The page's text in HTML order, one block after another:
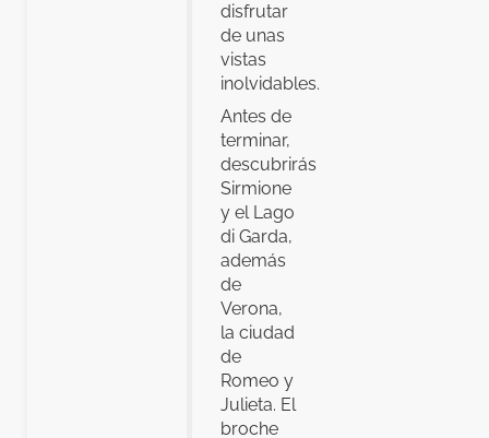
disfrutar
de unas
vistas
inolvidables.
Antes de
terminar,
descubrirás
Sirmione
y el Lago
di Garda,
además
de
Verona,
la ciudad
de
Romeo y
Julieta. El
broche